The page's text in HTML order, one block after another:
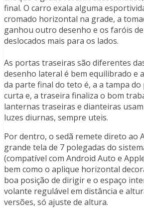
final. O carro exala alguma
cromado horizontal na grade, a
ganhou outro desenho e os faróis
deslocados mais para os lados.
As portas traseiras são diferentes
desenho lateral é bem equilibrado e
da parte final do teto é, a a tampa
curta e, a traseira finaliza o bom
lanternas traseiras e dianteiras
luzes diurnas, sempre uteis.
Por dentro, o sedã remete direto ao
grande tela de 7 polegadas do
(compatível com Android Auto e
bem como o aplique horizontal
boa posição de dirigir e o espaço
volante regulável em distância e
versões, só ajuste de altura.